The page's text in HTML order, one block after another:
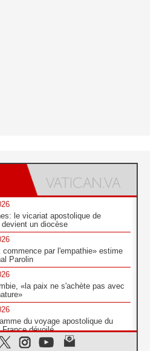
le vicariat apostolique de
devient un diocèse
commence par l'empathie» estime
Parolin
«la paix ne s'achète pas avec
du voyage apostolique du
France dévoilé